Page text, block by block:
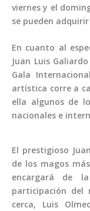
viernes y el
se pueden
En cuanto al
Juan Luis
Gala
artística corre a
ella algunos de
nacionales e
El prestigioso
de los magos
encargará de
participación del
cerca, Luis